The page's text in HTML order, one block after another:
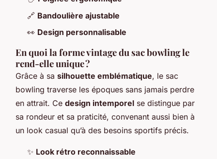
🔗 Bandoulière ajustable
👀 Design personnalisable
En quoi la forme vintage du sac bowling le
rend-elle unique ?
Grâce à sa silhouette emblématique, le sac
bowling traverse les époques sans jamais perdre
en attrait. Ce design intemporel se distingue par
sa rondeur et sa praticité, convenant aussi bien à
un look casual qu’à des besoins sportifs précis.
✨ Look rétro reconnaissable